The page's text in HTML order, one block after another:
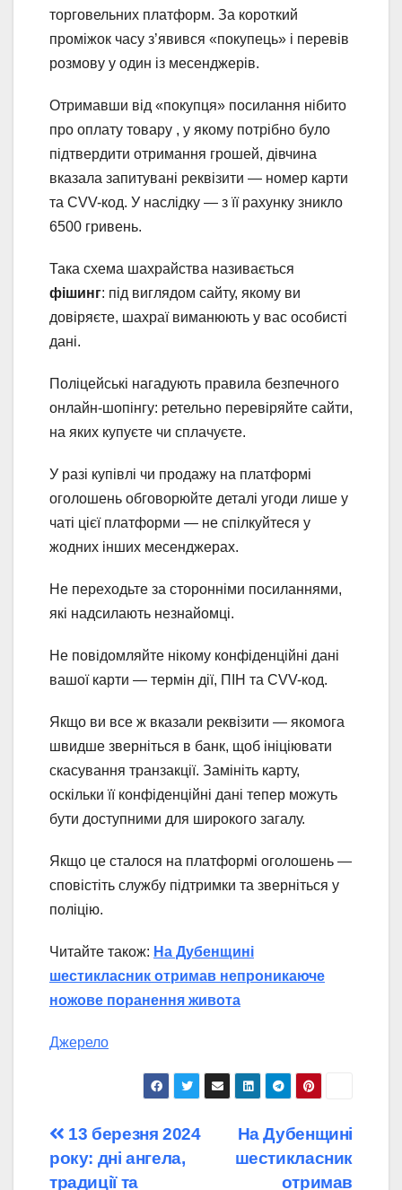
торговельних платформ. За короткий
проміжок часу з’явився «покупець» і перевів
розмову у один із месенджерів.
Отримавши від «покупця» посилання нібито
про оплату товару , у якому потрібно було
підтвердити отримання грошей, дівчина
вказала запитувані реквізити — номер карти
та CVV-код. У наслідку — з її рахунку зникло
6500 гривень.
Така схема шахрайства називається
фішинг: під виглядом сайту, якому ви
довіряєте, шахраї виманюють у вас особисті
дані.
Поліцейські нагадують правила безпечного
онлайн-шопінгу: ретельно перевіряйте сайти,
на яких купуєте чи сплачуєте.
У разі купівлі чи продажу на платформі
оголошень обговорюйте деталі угоди лише у
чаті цієї платформи — не спілкуйтеся у
жодних інших месенджерах.
Не переходьте за сторонніми посиланнями,
які надсилають незнайомці.
Не повідомляйте нікому конфіденційні дані
вашої карти — термін дії, ПІН та CVV-код.
Якщо ви все ж вказали реквізити — якомога
швидше зверніться в банк, щоб ініціювати
скасування транзакції. Замініть карту,
оскільки її конфіденційні дані тепер можуть
бути доступними для широкого загалу.
Якщо це сталося на платформі оголошень —
сповістіть службу підтримки та зверніться у
поліцію.
Читайте також: На Дубенщині
шестикласник отримав непроникаюче
ножове поранення живота
Джерело
Навігація
записів
На Дубенщині
шестикласник
отримав
13 березня 2024
року: дні ангела,
традиції та